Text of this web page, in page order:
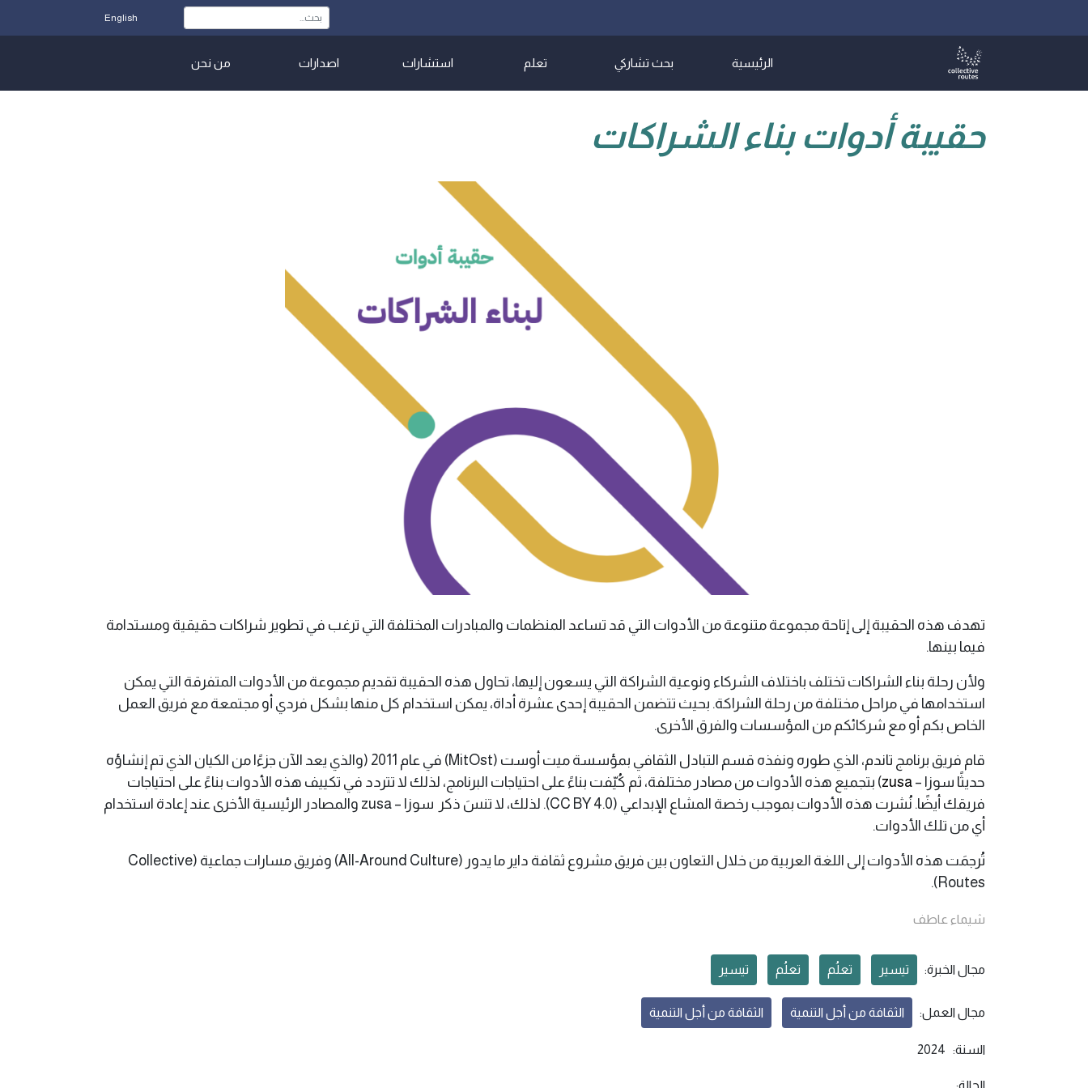
English
الرئيسية بحث تشاركي تعلم استشارات اصدارات من نحن
حقيبة أدوات بناء الشراكات
تهدف هذه الحقيبة إلى إتاحة مجموعة متنوعة من الأدوات التي قد تساعد المنظمات والمبادرات المختلفة التي ترغب في تطوير شراكات حقيقية ومستدامة
فيما بينها.
ولأن رحلة بناء الشراكات تختلف باختلاف الشركاء ونوعية الشراكة التي يسعون إليها، تحاول هذه الحقيبة تقديم مجموعة من الأدوات المتفرقة التي يمكن
استخدامها في مراحل مختلفة من رحلة الشراكة. بحيث تتضمن الحقيبة إحدى عشرة أداة، يمكن استخدام كل منها بشكل فردي أو مجتمعة مع فريق العمل
الخاص بكم أو مع شركائكم من المؤسسات والفرق الأخرى.
قام فريق برنامج تاندم، الذي طوره ونفذه قسم التبادل الثقافي بمؤسسة ميت أوست (MitOst) في عام 2011 (والذي يعد الآن جزءًا من الكيان الذي تم إنشاؤه
حديثًا سوزا – zusa) بتجميع هذه الأدوات من مصادر مختلفة، ثم كُيّفت بناءً على احتياجات البرنامج، لذلك لا تتردد في تكييف هذه الأدوات بناءً على احتياجات
فريقك أيضًا. نُشرت هذه الأدوات بموجب رخصة المشاع الإبداعي (CC BY 4.0). لذلك، لا تنسَ ذكر سوزا – zusa والمصادر الرئيسية الأخرى عند إعادة استخدام
أي من تلك الأدوات.
تُرجمَت هذه الأدوات إلى اللغة العربية من خلال التعاون بين فريق مشروع ثقافة داير ما يدور (All-Around Culture) وفريق مسارات جماعية (Collective
Routes).
شيماء عاطف
مجال الخبرة: تيسير تعلُم تعلُم تيسير
مجال العمل: الثقافة من أجل التنمية الثقافة من أجل التنمية
السنة: 2024
الحالة: